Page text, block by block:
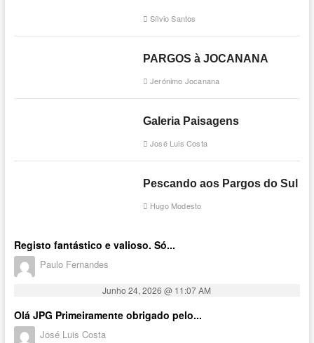
Sílvio Santos
PARGOS à JOCANANA
Jerónimo Jocanana
Galeria Paisagens
José Luis Costa
Pescando aos Pargos do Sul
Hugo Modesto
Registo fantástico e valioso. Só...
Paulo Fernandes
Junho 24, 2026 @ 11:07 AM
Olá JPG Primeiramente obrigado pelo...
José Luis Costa